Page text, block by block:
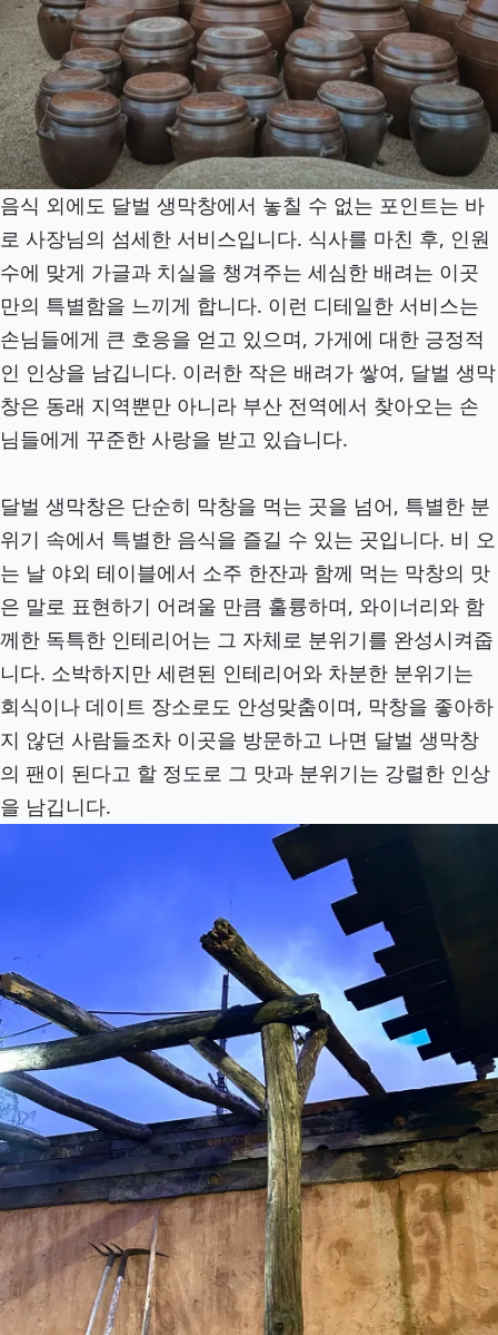
음식 외에도 달벌 생막창에서 놓칠 수 없는 포인트는 바
로 사장님의 섬세한 서비스입니다. 식사를 마친 후, 인원
수에 맞게 가글과 치실을 챙겨주는 세심한 배려는 이곳
만의 특별함을 느끼게 합니다. 이런 디테일한 서비스는
손님들에게 큰 호응을 얻고 있으며, 가게에 대한 긍정적
인 인상을 남깁니다. 이러한 작은 배려가 쌓여, 달벌 생막
창은 동래 지역뿐만 아니라 부산 전역에서 찾아오는 손
님들에게 꾸준한 사랑을 받고 있습니다.
달벌 생막창은 단순히 막창을 먹는 곳을 넘어, 특별한 분
위기 속에서 특별한 음식을 즐길 수 있는 곳입니다. 비 오
는 날 야외 테이블에서 소주 한잔과 함께 먹는 막창의 맛
은 말로 표현하기 어려울 만큼 훌륭하며, 와이너리와 함
께한 독특한 인테리어는 그 자체로 분위기를 완성시켜줍
니다. 소박하지만 세련된 인테리어와 차분한 분위기는
회식이나 데이트 장소로도 안성맞춤이며, 막창을 좋아하
지 않던 사람들조차 이곳을 방문하고 나면 달벌 생막창
의 팬이 된다고 할 정도로 그 맛과 분위기는 강렬한 인상
을 남깁니다.